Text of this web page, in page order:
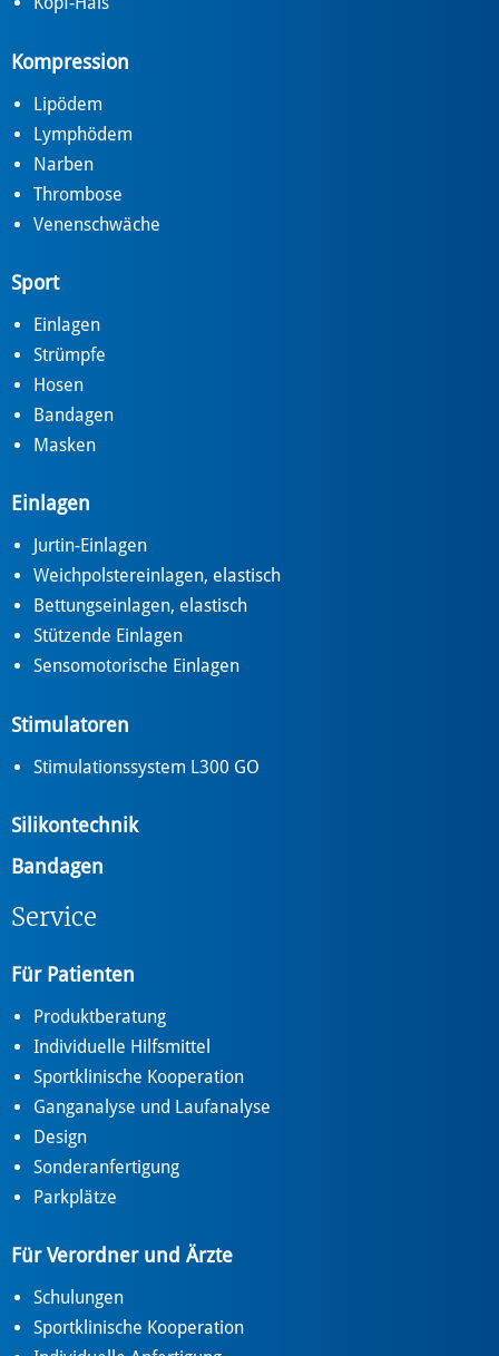
Kompression
Lipödem
Lymphödem
Narben
Thrombose
Venenschwäche
Sport
Einlagen
Strümpfe
Hosen
Bandagen
Masken
Einlagen
Jurtin-Einlagen
Weichpolstereinlagen, elastisch
Bettungseinlagen, elastisch
Stützende Einlagen
Sensomotorische Einlagen
Stimulatoren
Stimulationssystem L300 GO
Silikontechnik
Bandagen
Service
Für Patienten
Produktberatung
Individuelle Hilfsmittel
Sportklinische Kooperation
Ganganalyse und Laufanalyse
Design
Sonderanfertigung
Parkplätze
Für Verordner und Ärzte
Schulungen
Sportklinische Kooperation